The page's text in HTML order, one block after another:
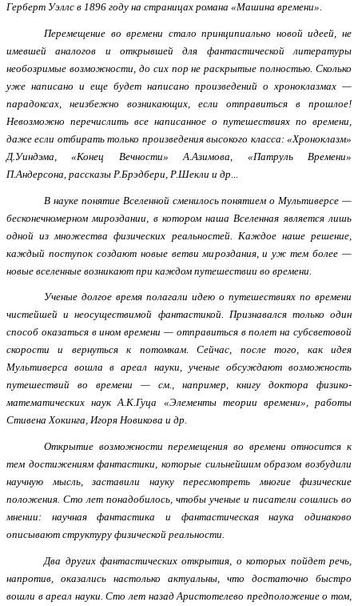
Герберт Уэллс в 1896 году на страницах романа «Машина времени».
Перемещение во времени стало принципиально новой идеей, не
имевшей аналогов и открывшей для фантастической литературы
необозримые возможности, до сих пор не раскрытые полностью. Сколько
уже написано и еще будет написано произведений о хроноклазмах —
парадоксах, неизбежно возникающих, если отправиться в прошлое!
Невозможно перечислить все написанное о путешествиях по времени,
даже если отбирать только произведения высокого класса: «Хроноклазм»
Д.Уиндэма, «Конец Вечности» А.Азимова, «Патруль Времени»
П.Андерсона, рассказы Р.Брэдбери, Р.Шекли и др...
В науке понятие Вселенной сменилось понятием о Мультиверсе —
бесконечномерном мироздании, в котором наша Вселенная является лишь
одной из множества физических реальностей. Каждое наше решение,
каждый поступок создают новые ветви мироздания, и уж тем более —
новые вселенные возникают при каждом путешествии во времени.
Ученые долгое время полагали идею о путешествиях по времени
чистейшей и неосуществимой фантастикой. Признавался только один
способ оказаться в ином времени — отправиться в полет на субсветовой
скорости и вернуться к потомкам. Сейчас, после того, как идея
Мультиверса вошла в ареал науки, ученые обсуждают возможность
путешествий во времени — см., например, книгу доктора физико-
математических наук А.К.Гуца «Элементы теории времени», работы
Стивена Хокинга, Игоря Новикова и др.
Открытие возможности перемещения во времени относится к
тем достижениям фантастики, которые сильнейшим образом возбудили
научную мысль, заставили науку пересмотреть многие физические
положения. Сто лет понадобилось, чтобы ученые и писатели сошлись во
мнении: научная фантастика и фантастическая наука одинаково
описывают структуру физической реальности.
Два других фантастических открытия, о которых пойдет речь,
напротив, оказались настолько актуальны, что достаточно быстро
вошли в ареал науки. Сто лет назад Аристотелево предположение о том,